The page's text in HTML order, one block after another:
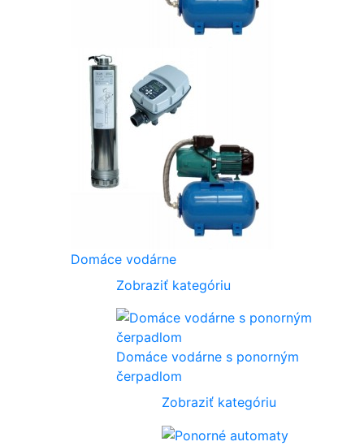
Domáce vodárne
Zobraziť kategóriu
Domáce vodárne s ponorným
čerpadlom
Zobraziť kategóriu